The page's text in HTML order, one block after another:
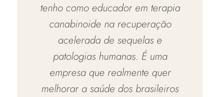
tenho como educador em terapia
canabinoide na recuperação
acelerada de sequelas e
patologias humanas. É uma
empresa que realmente quer
melhorar a saúde dos brasileiros